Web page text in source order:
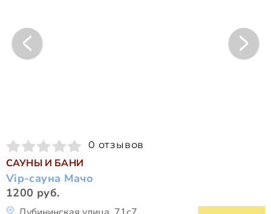
0 отзывов
САУНЫ И БАНИ
Vip-сауна Мачо
1200 руб.